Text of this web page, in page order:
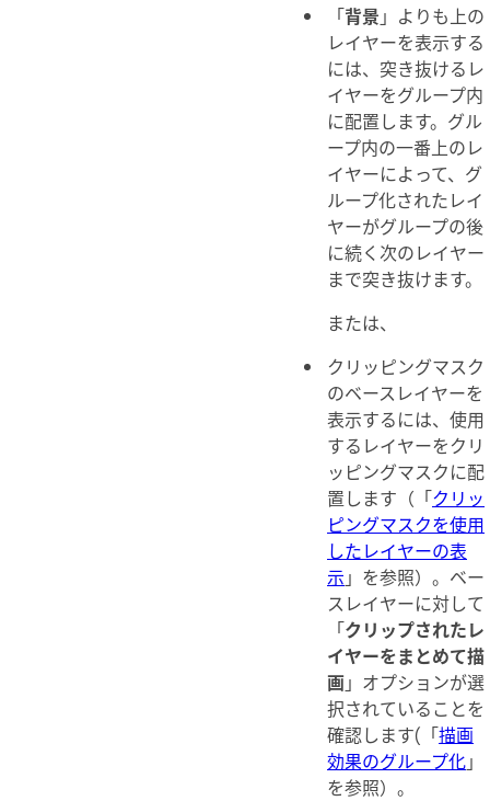
「背景 」よりも上の
レイヤーを表示する
には、突き抜けるレ
イヤーをグループ内
に配置します。グル
ープ内の一番上のレ
イヤーによって、グ
ループ化されたレイ
ヤーがグループの後
に続く次のレイヤー
まで突き抜けます。
または、
クリッピングマスク
のベースレイヤーを
表示するには、使用
するレイヤーをクリ
ッピングマスクに配
置します（「クリッ
ピングマスクを使用
したレイヤーの表
示 」を参照）。ベー
スレイヤーに対して
「クリップされたレ
イヤーをまとめて描
画」オプションが選
択されていることを
確認します(「描画
効果のグループ化」
を参照）。